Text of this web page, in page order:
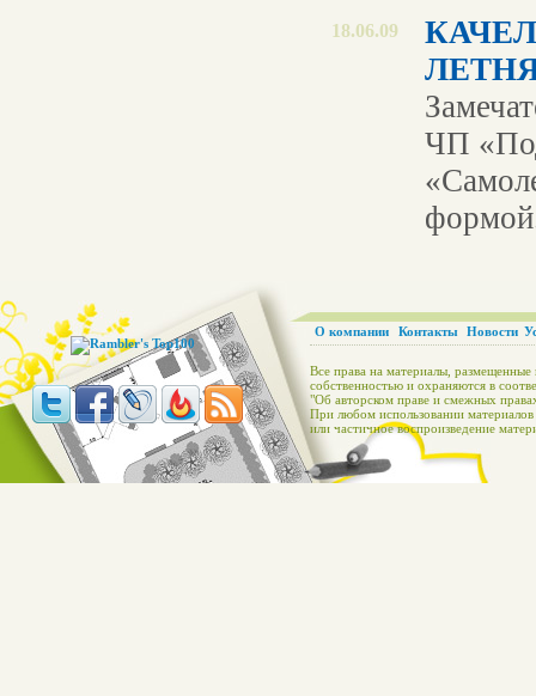
18.06.09
ЧП
О компании Контакты Новости
Все права на материалы, размещенные
собственностью и охраняются в
"Об авторском праве и смежных
При любом использовании
или частичное воспроизведение